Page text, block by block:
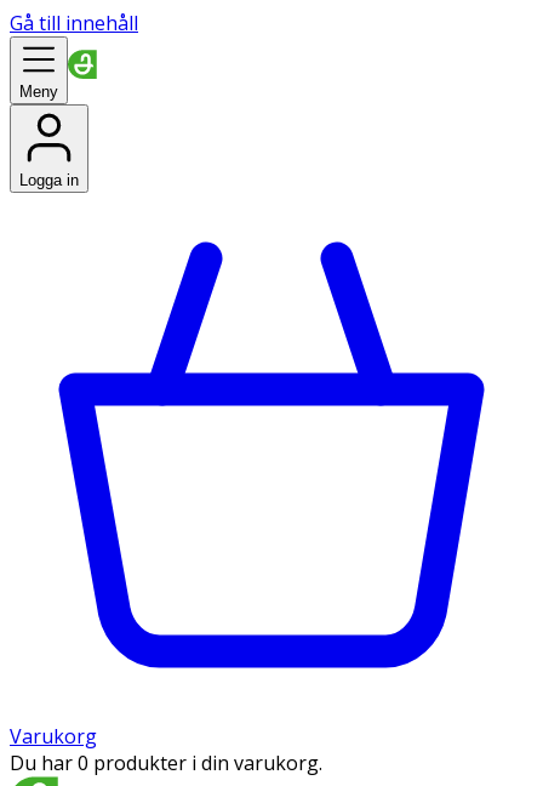
Gå till innehåll
Meny
Logga in
Varukorg
Du har 0 produkter i din varukorg.